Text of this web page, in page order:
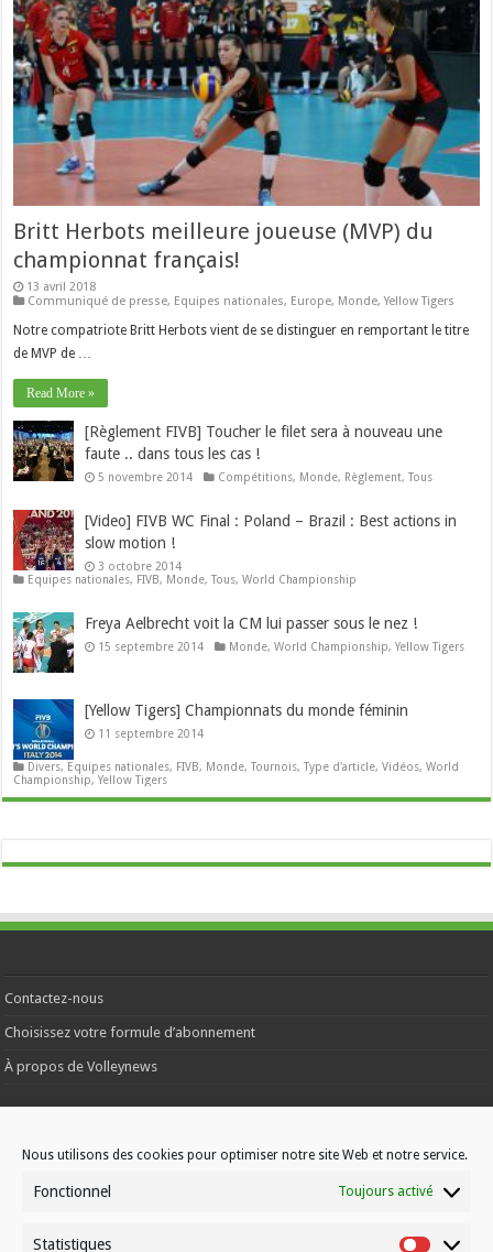
Nous utilisons des cookies pour optimiser notre site Web et notre service.
Fonctionnel Toujours activé
Statistiques
Britt Herbots meilleure joueuse (MVP) du
championnat français!
13 avril 2018
Communiqué de presse, Equipes nationales, Europe, Monde,Yellow Tigers
Notre compatriote Britt Herbots vient de se distinguer en remportant le titre
de MVP de …
Read More »
[Règlement FIVB] Toucher le filet sera à nouveau une
faute .. dans tous les cas !
5 novembre 2014 Compétitions, Monde, Règlement,Tous
[Video] FIVB WC Final : Poland – Brazil : Best actions in
slow motion !
3 octobre 2014
Equipes nationales, FIVB, Monde,Tous,World Championship
Freya Aelbrecht voit la CM lui passer sous le nez !
15 septembre 2014 Monde,World Championship,Yellow Tigers
[Yellow Tigers] Championnats du monde féminin
11 septembre 2014
Divers, Equipes nationales, FIVB, Monde,Tournois,Type d'article,Vidéos,World
Championship,Yellow Tigers
Contactez-nous
Choisissez votre formule d’abonnement
À propos de Volleynews
Conditions générales|Déclaration de confidentialité | Cookies| Disclaimer